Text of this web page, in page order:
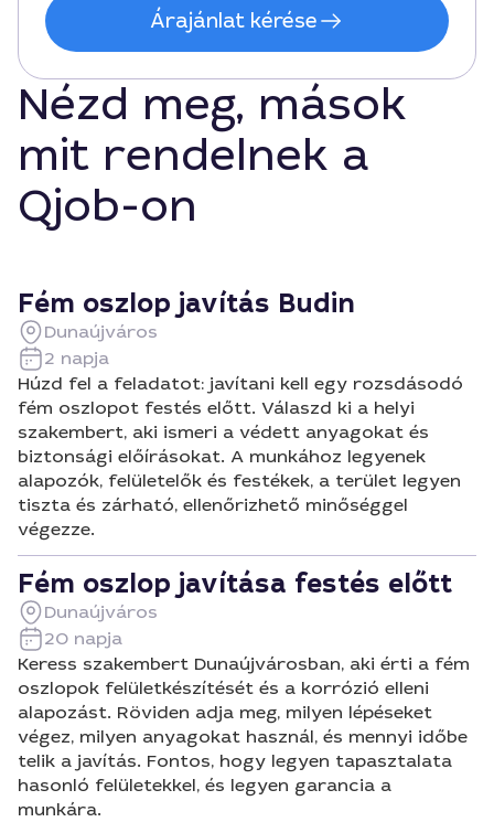
Árajánlat kérése
Nézd meg, mások
mit rendelnek a
Qjob-on
Fém oszlop javítás Budin
Dunaújváros
2 napja
Húzd fel a feladatot: javítani kell egy rozsdásodó
fém oszlopot festés előtt. Válaszd ki a helyi
szakembert, aki ismeri a védett anyagokat és
biztonsági előírásokat. A munkához legyenek
alapozók, felületelők és festékek, a terület legyen
tiszta és zárható, ellenőrizhető minőséggel
végezze.
Fém oszlop javítása festés előtt
Dunaújváros
20 napja
Keress szakembert Dunaújvárosban, aki érti a fém
oszlopok felületkészítését és a korrózió elleni
alapozást. Röviden adja meg, milyen lépéseket
végez, milyen anyagokat használ, és mennyi időbe
telik a javítás. Fontos, hogy legyen tapasztalata
hasonló felületekkel, és legyen garancia a
munkára.